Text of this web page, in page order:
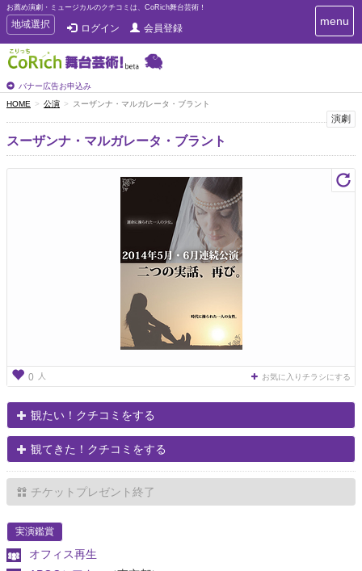
お薦め演劇・ミュージカルのクチコミは、CoRich舞台芸術！
T
o
g
g
e
n
a
i
地域選択 ログイン 会員登録
バナー広告お申込み
T
o
i
menu
HOME 公演 スーザンナ・マルガレータ・ブラント
演劇
スーザンナ・マルガレータ・ブラント
0 人 お気に入りチラシにする
観たい！クチコミをする
観てきた！クチコミをする
チケットプレゼント終了
実演鑑賞
オフィス再生